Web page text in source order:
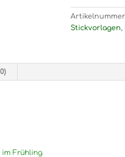
LIEBE
im
Stickvorlagen,
im Frühling